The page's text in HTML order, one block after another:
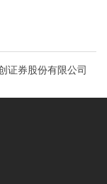
证券股份有限公司